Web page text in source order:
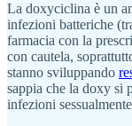
La doxyciclina è un
infezioni batteriche
farmacia con la
con cautela,
stanno sviluppando
sappia che la doxy si
infezioni